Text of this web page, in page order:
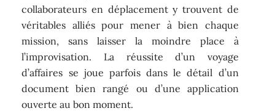
collaborateurs en déplacement y trouvent de
véritables alliés pour mener à bien chaque
mission, sans laisser la moindre place à
l’improvisation. La réussite d’un voyage
d’affaires se joue parfois dans le détail d’un
document bien rangé ou d’une application
ouverte au bon moment.